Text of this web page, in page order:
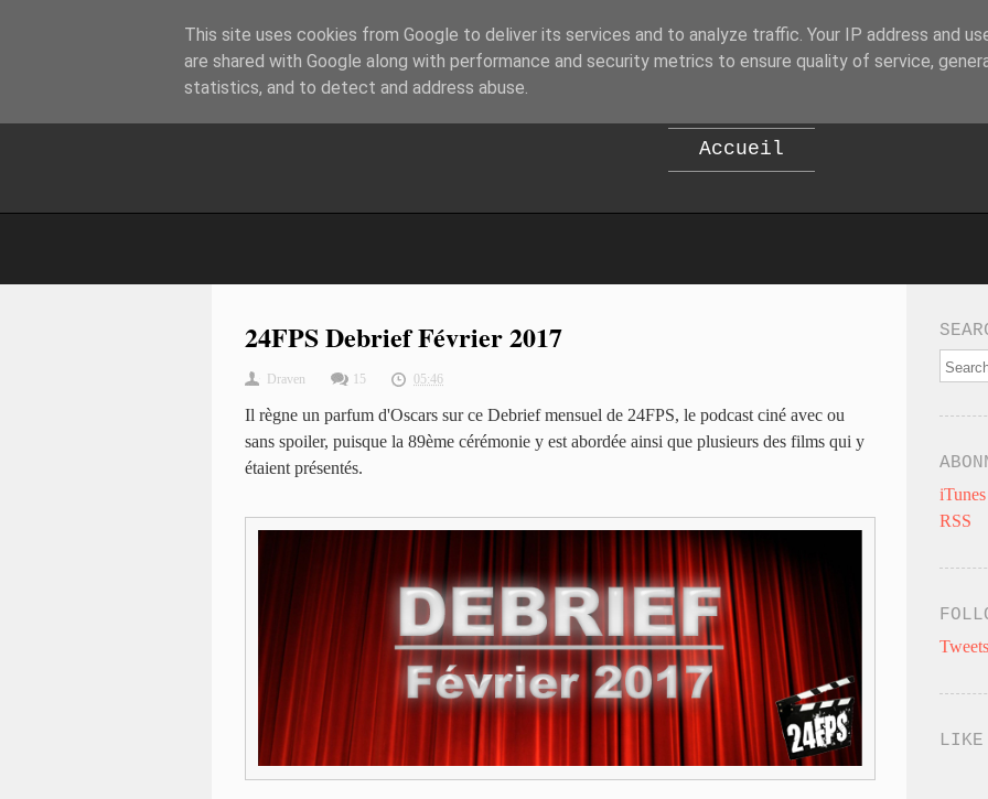
B EPOD
Accueil
24FPS Debrief Février 2017
Draven 15 05:46
Il règne un parfum d'Oscars sur ce Debrief mensuel de 24FPS, le podcast ciné avec ou
sans spoiler, puisque la 89ème cérémonie y est abordée ainsi que plusieurs des films qui y
étaient présentés.
iTunes
RSS
LIKE
This site uses cookies from Google to deliver its services and to analyze traffic. Your IP address and
are shared with Google along with performance and security metrics to ensure quality of service,
statistics, and to detect and address abuse.